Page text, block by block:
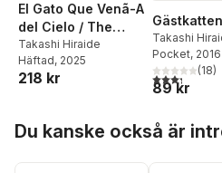
El Gato Que Venã-A
del Cielo / The
Guest Cat
Takashi Hiraide
Häftad, 2025
218 kr
Gästkatten
Takashi
Pocket, 2016
3,3utav 5(18)
89 kr
Du kanske också är